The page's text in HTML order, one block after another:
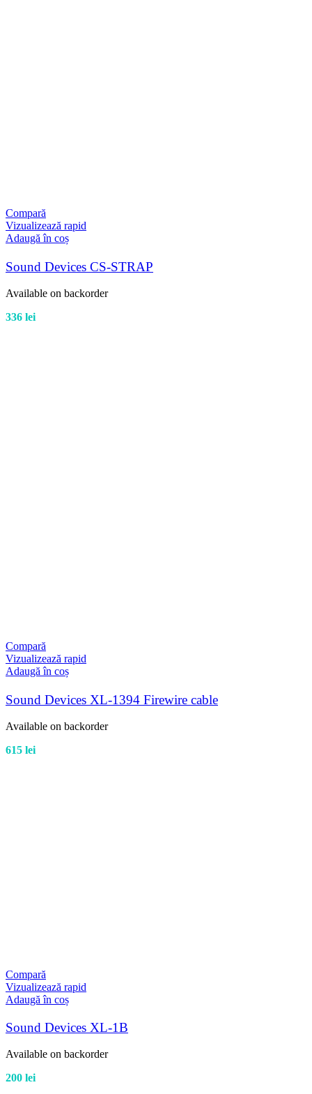
Compară
Vizualizează rapid
Adaugă în coș
Sound Devices CS-STRAP
Available on backorder
336 lei
Compară
Vizualizează rapid
Adaugă în coș
Sound Devices XL-1394 Firewire cable
Available on backorder
615 lei
Compară
Vizualizează rapid
Adaugă în coș
Sound Devices XL-1B
Available on backorder
200 lei